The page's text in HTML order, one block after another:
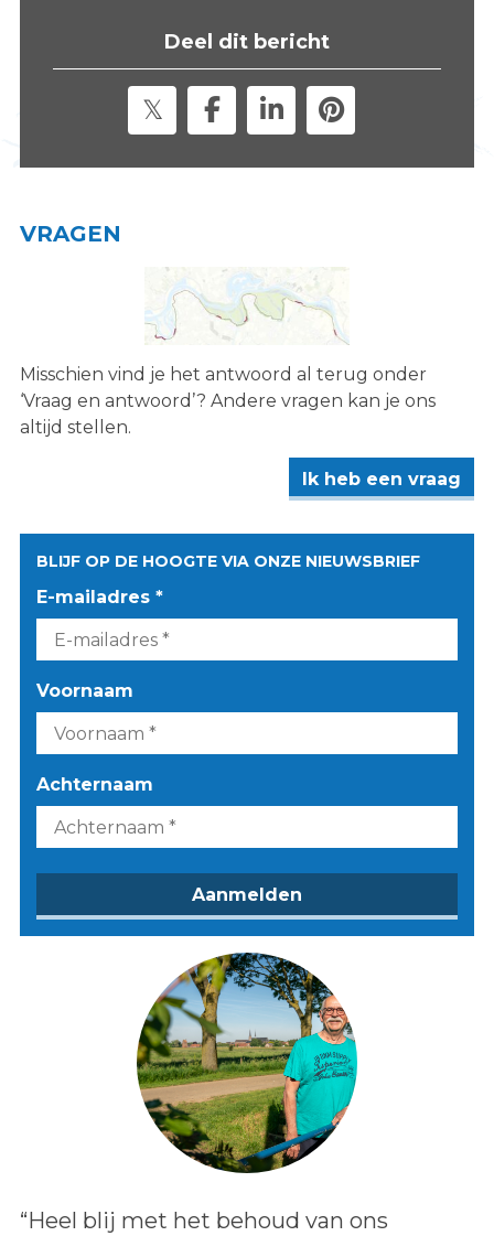
Deel dit bericht
VRAGEN
Misschien vind je het antwoord al terug onder
‘Vraag en antwoord’? Andere vragen kan je ons
altijd stellen.
Ik heb een vraag
BLIJF OP DE HOOGTE VIA ONZE NIEUWSBRIEF
E-mailadres *
Voornaam
Achternaam
Lees het bericht:
“Heel blij met het behoud van ons